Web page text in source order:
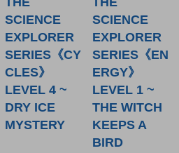
SCIENCE
EXPLORER
SERIES《CY
CLES》
LEVEL 4 ~
DRY ICE
MYSTERY
SCIENCE
EXPLORER
SERIES《EN
ERGY》
LEVEL 1 ~
THE WITCH
KEEPS A
BIRD